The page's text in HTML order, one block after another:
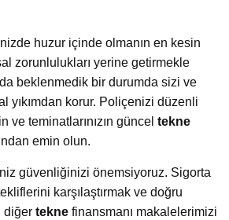
huzur içinde olmanın en kesin
zorunlulukları yerine getirmekle
beklenmedik bir durumda sizi ve
yıkımdan korur. Poliçenizi düzenli
ve teminatlarınızın güncel tekne
emin olun.
güvenliğinizi önemsiyoruz. Sigorta
karşılaştırmak ve doğru
diğer tekne finansmanı makalelerimizi